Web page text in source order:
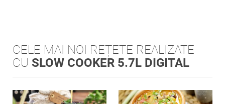
CELE MAI NOI REȚETE REALIZATE
CU SLOW COOKER 5.7L DIGITAL